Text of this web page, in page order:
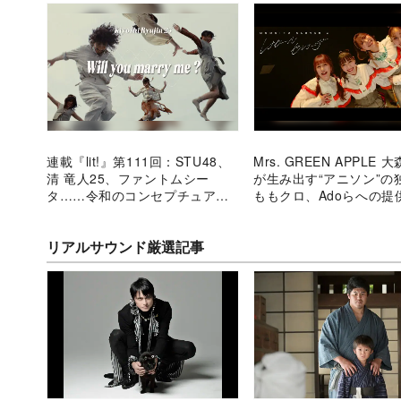
連載『lit!』第111回：STU48、
清 竜人25、ファントムシー
タ……令和のコンセプチュアル
Mrs. GREEN APPLE 大
が生み出す“アニソン”
ももクロ、Adoらへの提
リアルサウンド厳選記事